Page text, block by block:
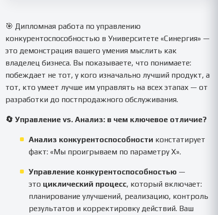
качество при постоянном контроле издержек. В дипломе для
рекомендацию с примерами.
🎯 Дипломная работа по управлению
конкурентоспособностью в Университете «Синергия» —
это демонстрация вашего умения мыслить как
владелец бизнеса. Вы показываете, что понимаете:
побеждает не тот, у кого изначально лучший продукт, а
тот, кто умеет лучше им управлять на всех этапах — от
разработки до постпродажного обслуживания.
🔄 Управление vs. Анализ: в чем ключевое отличие?
Анализ конкурентоспособности констатирует
факт: «Мы проигрываем по параметру X».
Управление конкурентоспособностью —
это циклический процесс, который включает:
планирование улучшений, реализацию, контроль
результатов и корректировку действий. Ваш